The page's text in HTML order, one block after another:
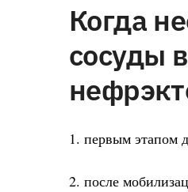
Когда
сосуды
1. первым этапом
2. после